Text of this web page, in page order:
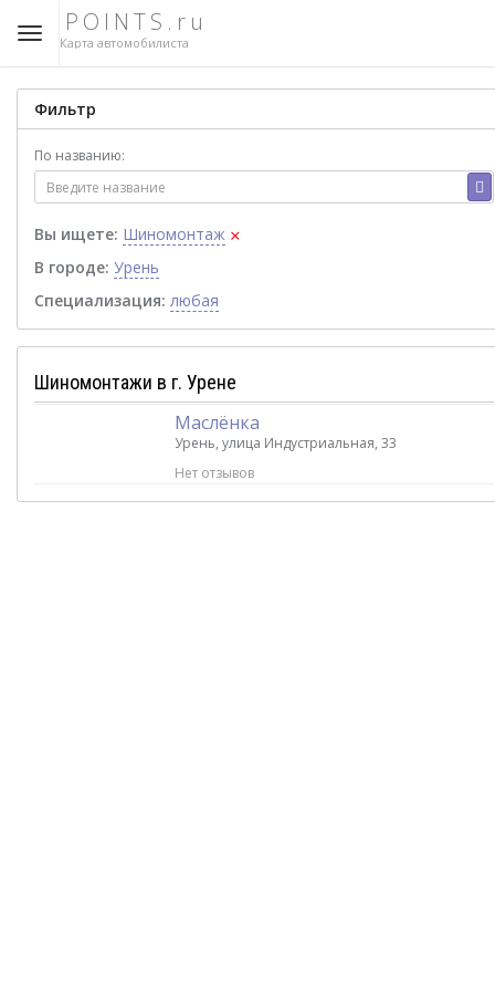
POINTS.ru
Карта автомобилиста
Фильтр
По названию:
Вы ищете: Шиномонтаж ×
В городе: Урень
Специализация: любая
Шиномонтажи в г. Урене
Маслёнка
Урень, улица Индустриальная, 33
Нет отзывов